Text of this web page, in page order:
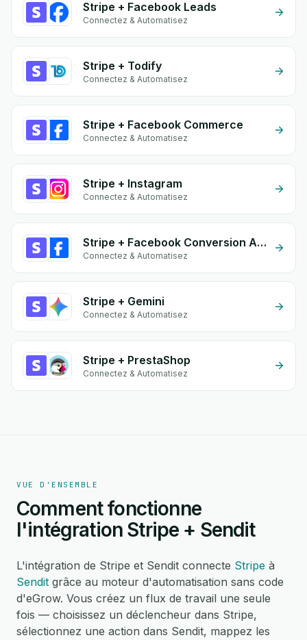
Stripe + Facebook Leads
Connectez & Automatisez
Stripe + Todify
Connectez & Automatisez
Stripe + Facebook Commerce
Connectez & Automatisez
Stripe + Instagram
Connectez & Automatisez
Stripe + Facebook Conversion API (CAPI)
Connectez & Automatisez
Stripe + Gemini
Connectez & Automatisez
Stripe + PrestaShop
Connectez & Automatisez
VUE D'ENSEMBLE
Comment fonctionne
l'intégration Stripe + Sendit
L'intégration de Stripe et Sendit connecte Stripe à
Sendit grâce au moteur d'automatisation sans code
d'eGrow. Vous créez un flux de travail une seule
fois — choisissez un déclencheur dans Stripe,
sélectionnez une action dans Sendit, mappez les